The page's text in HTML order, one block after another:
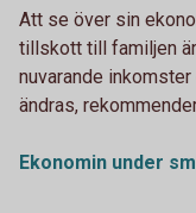
Att se över sin
tillskott till familjen
nuvarande
ändras,
Ekonomin under